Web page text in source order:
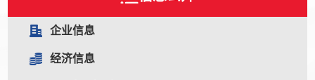
企业信息
经济信息